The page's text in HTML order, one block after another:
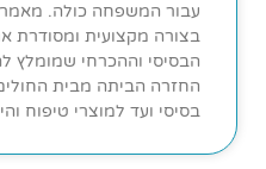
עבור המשפחה כולה.
בצורה מקצועית ומסודרת
הבסיסי וההכרחי שמומלץ
החזרה הביתה מבית
בסיסי ועד למוצרי טיפוח